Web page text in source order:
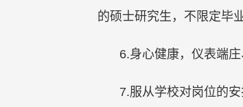
的硕士研究生，不限定毕
6.身心健康，仪表端
7.服从学校对岗位的安